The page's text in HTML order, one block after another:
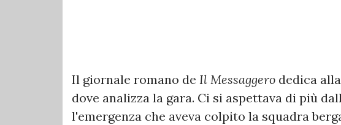
Il giornale romano de Il Messaggero dedica
dove analizza la gara. Ci si aspettava di più
l'emergenza che aveva colpito la squadra